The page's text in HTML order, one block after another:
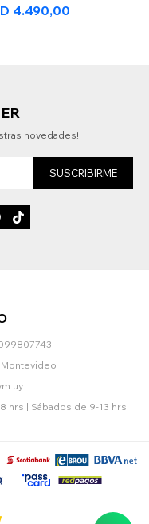
4.490,00
Montevideo
hrs | Sábados de 9-13 hrs
novedades!
SUSCRIBIRME
